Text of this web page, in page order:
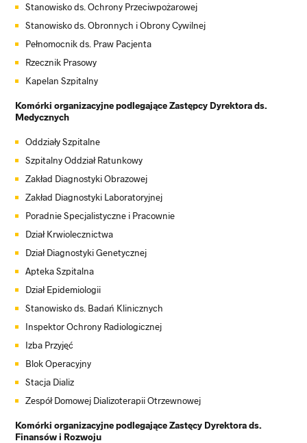
Stanowisko ds. Ochrony Przeciwpożarowej
Stanowisko ds. Obronnych i Obrony Cywilnej
Pełnomocnik ds. Praw Pacjenta
Rzecznik Prasowy
Kapelan Szpitalny
Komórki organizacyjne podlegające Zastępcy Dyrektora ds.
Medycznych
Oddziały Szpitalne
Szpitalny Oddział Ratunkowy
Zakład Diagnostyki Obrazowej
Zakład Diagnostyki Laboratoryjnej
Poradnie Specjalistyczne i Pracownie
Dział Krwiolecznictwa
Dział Diagnostyki Genetycznej
Apteka Szpitalna
Dział Epidemiologii
Stanowisko ds. Badań Klinicznych
Inspektor Ochrony Radiologicznej
Izba Przyjęć
Blok Operacyjny
Stacja Dializ
Zespół Domowej Dializoterapii Otrzewnowej
Komórki organizacyjne podlegające Zastęcy Dyrektora ds.
Finansów i Rozwoju